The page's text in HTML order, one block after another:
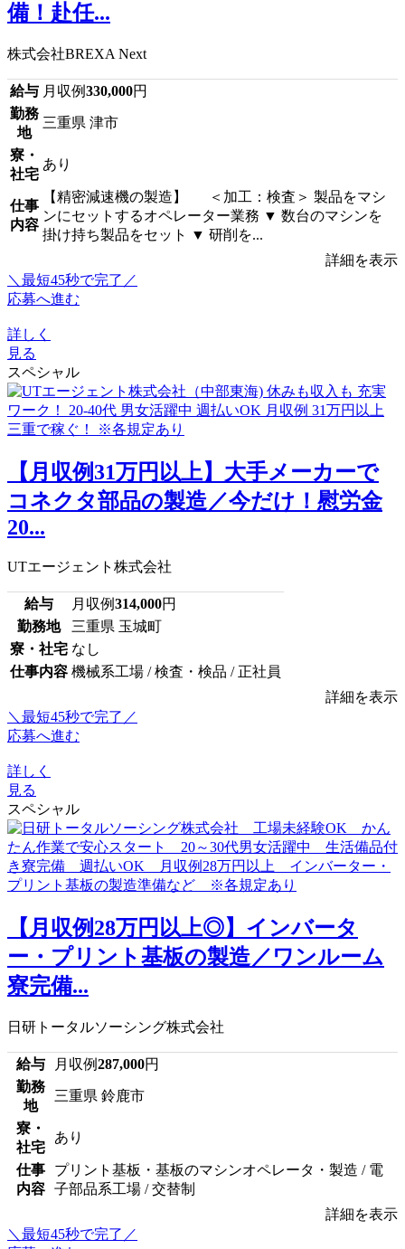
備！赴任...
株式会社BREXA Next
給与 月収例330,000円
勤務
地
三重県 津市
寮・
社宅
あり
仕事
内容
【精密減速機の製造】 ＜加工：検査＞ 製品をマシ
ンにセットするオペレーター業務 ▼ 数台のマシンを
掛け持ち製品をセット ▼ 研削を...
詳細を表示
＼最短45秒で完了／
応募へ進む
詳しく
見る
スペシャル
【月収例31万円以上】大手メーカーで
コネクタ部品の製造／今だけ！慰労金
20...
UTエージェント株式会社
給与 月収例314,000円
勤務地
三重県 玉城町
寮・社宅 なし
仕事内容 機械系工場 / 検査・検品 / 正社員
詳細を表示
＼最短45秒で完了／
応募へ進む
詳しく
見る
スペシャル
【月収例28万円以上◎】インバータ
ー・プリント基板の製造／ワンルーム
寮完備...
日研トータルソーシング株式会社
給与 月収例287,000円
勤務
地
三重県 鈴鹿市
寮・
社宅
あり
仕事
内容
プリント基板・基板のマシンオペレータ・製造 / 電
子部品系工場 / 交替制
詳細を表示
＼最短45秒で完了／